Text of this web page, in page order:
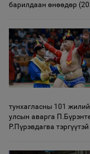
барилдаан өнөөдөр
тунхагласны 101
улсын аварга
Р.Пүрэвдагва